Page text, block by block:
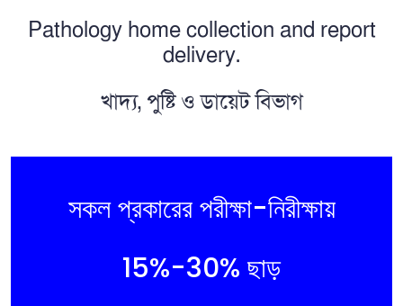
Pathology home collection and report
delivery.
খাদ্য, পুষ্টি ও ডায়েট বিভাগ
সকল প্রকারের পরীক্ষা-নিরীক্ষায়
15%-30% ছাড়